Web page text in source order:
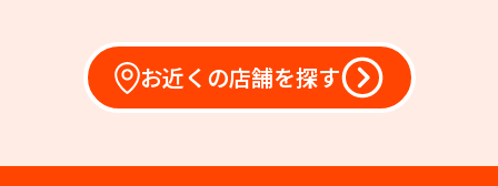
お近くの店舗を探す